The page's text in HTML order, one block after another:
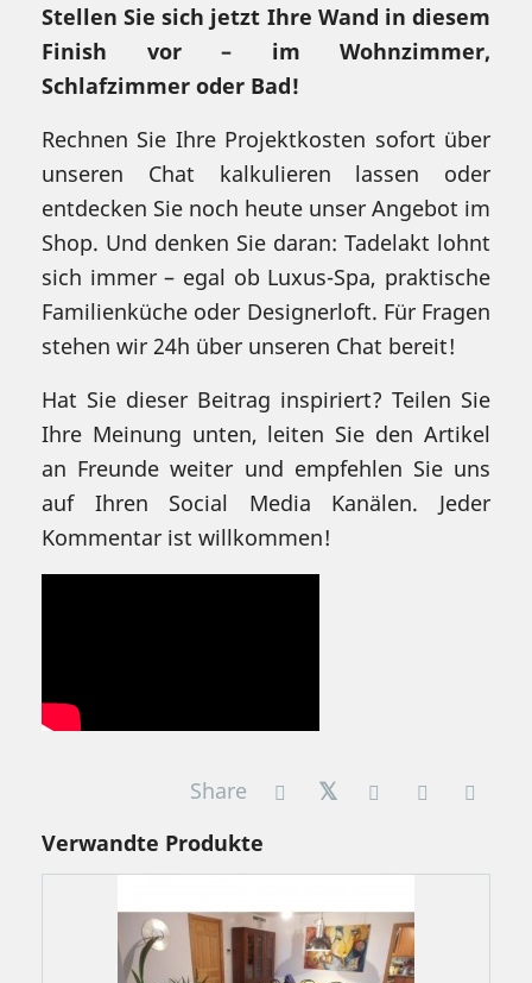
Stellen Sie sich jetzt Ihre Wand in diesem
Finish vor – im Wohnzimmer,
Schlafzimmer oder Bad!
Rechnen Sie Ihre Projektkosten sofort über
unseren Chat kalkulieren lassen oder
entdecken Sie noch heute unser Angebot im
Shop. Und denken Sie daran: Tadelakt lohnt
sich immer – egal ob Luxus-Spa, praktische
Familienküche oder Designerloft. Für Fragen
stehen wir 24h über unseren Chat bereit!
Hat Sie dieser Beitrag inspiriert? Teilen Sie
Ihre Meinung unten, leiten Sie den Artikel
an Freunde weiter und empfehlen Sie uns
auf Ihren Social Media Kanälen. Jeder
Kommentar ist willkommen!
Share
Verwandte Produkte